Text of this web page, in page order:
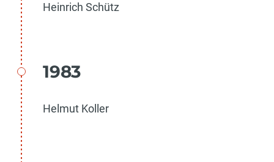
Heinrich Schütz
1983
Helmut Koller